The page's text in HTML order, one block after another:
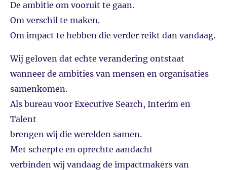
De ambitie om vooruit te gaan.
Om verschil te maken.
Om impact te hebben die verder reikt dan vandaag.
Wij geloven dat echte verandering ontstaat
wanneer de ambities van mensen en organisaties
samenkomen.
Als bureau voor Executive Search, Interim en
Talent
brengen wij die werelden samen.
Met scherpte en oprechte aandacht
verbinden wij vandaag de impactmakers van